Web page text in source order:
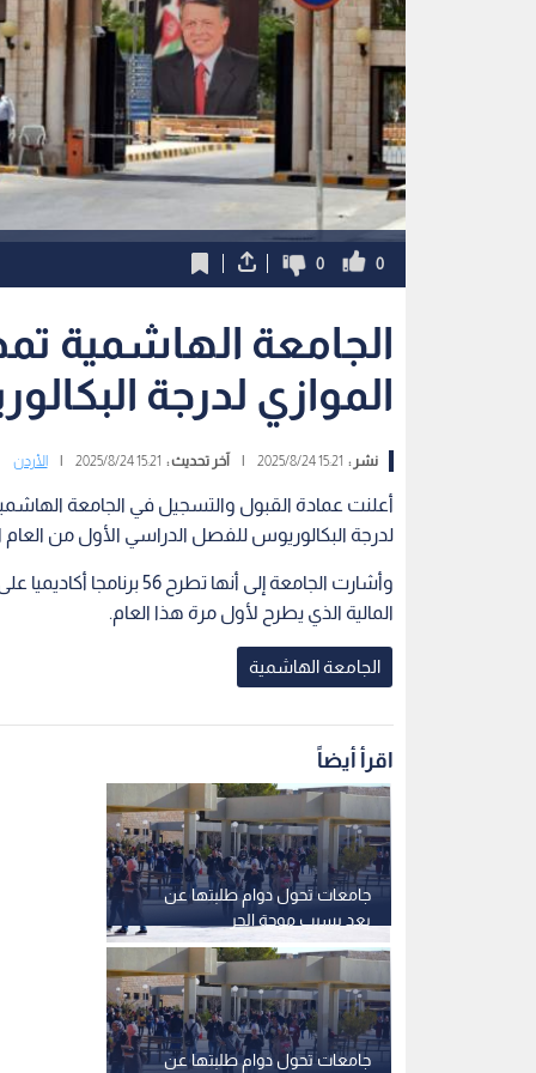
0
0
الجامعة الهاشمية
الموازي لدرجة
نشر : 15:21 2025/8/24 آخر تحديث : 15:21 2025/8/24 الأردن
أعلنت عمادة القبول والتسجيل في الجامعة
لدرجة البكالوريوس للفصل الدراسي الأول من العام الجامعي
وأشارت الجامعة إلى أنها
المالية الذي يطرح لأول مرة هذا العام.
الجامعة الهاشمية
اقرأ أيضاً
جامعات تحول دوام طلبتها عن
بعد بسبب موجة الحر
جامعات تحول دوام طلبتها عن